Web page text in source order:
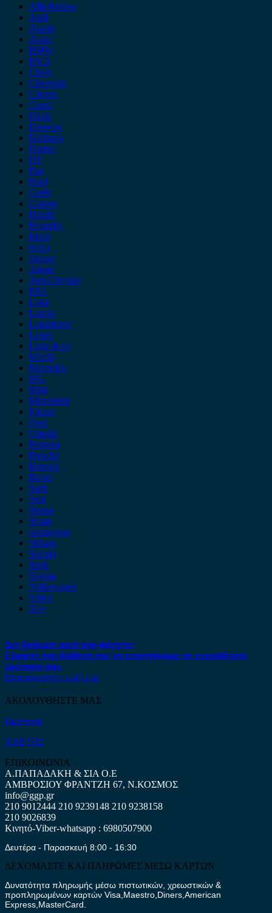
Alfa Romeo
Audi
Austin
Acura
BMW
BYD
Chery
Chevrolet
Citroen
Cupra
Dacia
Daewoo
Daihatsu
Dodge
DS
Fiat
Ford
Geely
Gonow
Honda
Hyundai
Isuzu
iveco
Jaecoo
Jaguar
Jeep Chrysler
KIA
Lada
Lancia
Leapmotor
Lexus
Lynk & co
Mazda
Mercedes
MG
Mini
Mitsubishi
Nissan
Opel
Omoda
Peugeot
Porsche
Renault
Rover
Saab
Seat
Skoda
Smart
ssangyong
Subaru
Suzuki
Tesla
Toyota
Volkswagen
Volvo
Xev
Δεν βρήκατε αυτό που ψάχνετε;
Είμαστε στη διάθεση σας να απαντήσουμε σε οποιαδήποτε
ερώτηση σας.
Επικοινωνήστε μαζί μας
ΑΚΟΛΟΥΘΗΣΤΕ ΜΑΣ
Facebook
ΧΑΡΤΗΣ
ΕΠΙΚΟΙΝΩΝΙΑ
Α.ΠΑΠΑΔΑΚΗ & ΣΙΑ Ο.Ε
ΑΜΒΡΟΣΙΟΥ ΦΡΑΝΤΖΗ 67, Ν.ΚΟΣΜΟΣ
info@ggp.gr
210 9012444 210 9239148 210 9238158
210 9026839
Κινητό-Viber-whatsapp : 6980507900
Δευτέρα - Παρασκευή 8:00 - 16:30
ΔΕΧΟΜΑΣΤΕ ΚΑΙ ΠΛΗΡΩΜΕΣ ΜΕΣΩ ΚΑΡΤΩΝ
Δυνατότητα πληρωμής μέσω πιστωτικών, χρεωστικών &
προπληρωμένων καρτών Visa,Maestro,Diners,American
Express,MasterCard.